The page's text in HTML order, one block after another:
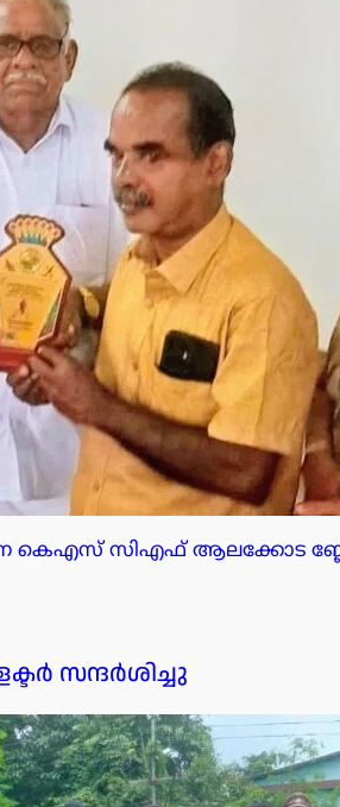
കെഎസ് സിഎഫ് ആലക്കോട
സന്ദർശിച്ചു